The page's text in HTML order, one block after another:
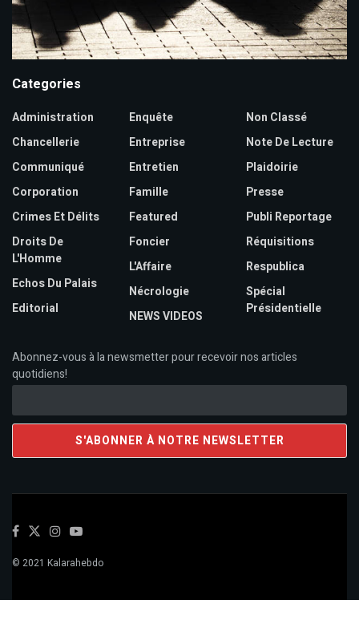
Categories
Administration
Chancellerie
Communiqué
Corporation
Crimes Et Délits
Droits De
L'Homme
Echos Du Palais
Editorial
Enquête
Entreprise
Entretien
Famille
Featured
Foncier
L'Affaire
Nécrologie
NEWS VIDEOS
Non Classé
Note De Lecture
Plaidoirie
Presse
Publi Reportage
Réquisitions
Respublica
Spécial
Présidentielle
Abonnez-vous à la newsmetter pour recevoir nos articles
quotidiens!
© 2021 Kalarahebdo